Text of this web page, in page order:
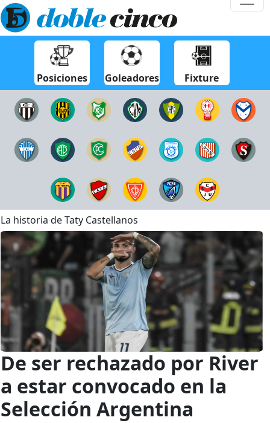
Posiciones Goleadores Fixture
La historia de Taty Castellanos
De ser rechazado por River
a estar convocado en la
Selección Argentina